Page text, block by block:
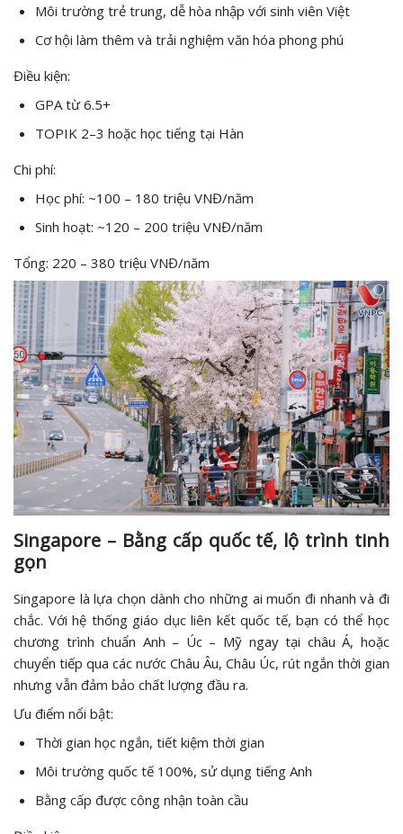
Môi trường trẻ trung, dễ hòa nhập với sinh viên Việt
Cơ hội làm thêm và trải nghiệm văn hóa phong phú
Điều kiện:
GPA từ 6.5+
TOPIK 2–3 hoặc học tiếng tại Hàn
Chi phí:
Học phí: ~100 – 180 triệu VNĐ/năm
Sinh hoạt: ~120 – 200 triệu VNĐ/năm
Tổng: 220 – 380 triệu VNĐ/năm
Singapore – Bằng cấp quốc tế, lộ trình tinh
gọn
Singapore là lựa chọn dành cho những ai muốn đi nhanh và đi
chắc. Với hệ thống giáo dục liên kết quốc tế, bạn có thể học
chương trình chuẩn Anh – Úc – Mỹ ngay tại châu Á, hoặc
chuyển tiếp qua các nước Châu Âu, Châu Úc, rút ngắn thời gian
nhưng vẫn đảm bảo chất lượng đầu ra.
Ưu điểm nổi bật:
Thời gian học ngắn, tiết kiệm thời gian
Môi trường quốc tế 100%, sử dụng tiếng Anh
Bằng cấp được công nhận toàn cầu